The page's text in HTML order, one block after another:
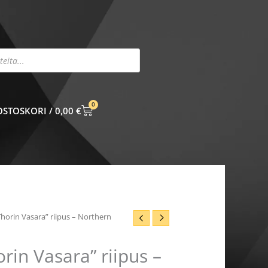
0,00 €
0
CART
Vasara” riipus – Northern
Vasara” riipus –